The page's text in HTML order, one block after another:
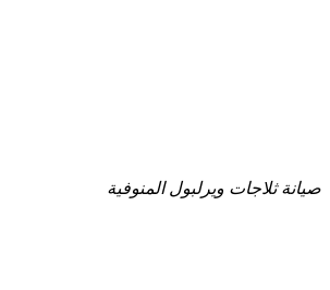
صيانة ثلاجات ويرلبول المنوفية